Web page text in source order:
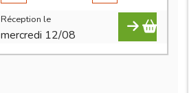
Réception le
mercredi 12/08